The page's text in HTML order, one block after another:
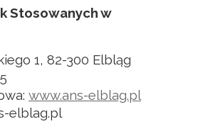
Stosowanych w
1, 82-300 Elbląg
www.ans-elblag.pl
elblag.pl